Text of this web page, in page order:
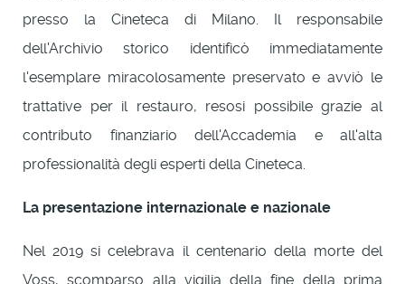
presso la Cineteca di Milano. Il responsabile
dell'Archivio storico identificò immediatamente
l'esemplare miracolosamente preservato e avviò le
trattative per il restauro, resosi possibile grazie al
contributo finanziario dell'Accademia e all'alta
professionalità degli esperti della Cineteca.
La presentazione internazionale e nazionale
Nel 2019 si celebrava il centenario della morte del
Voss, scomparso alla vigilia della fine della prima